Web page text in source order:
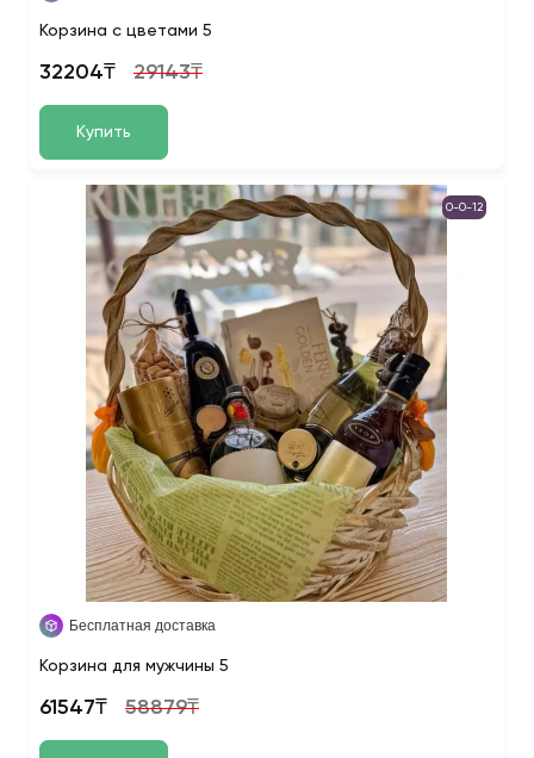
Корзина с цветами 5
32204₸ 29143₸
Купить
0-0-12
Бесплатная доставка
Корзина для мужчины 5
61547₸ 58879₸